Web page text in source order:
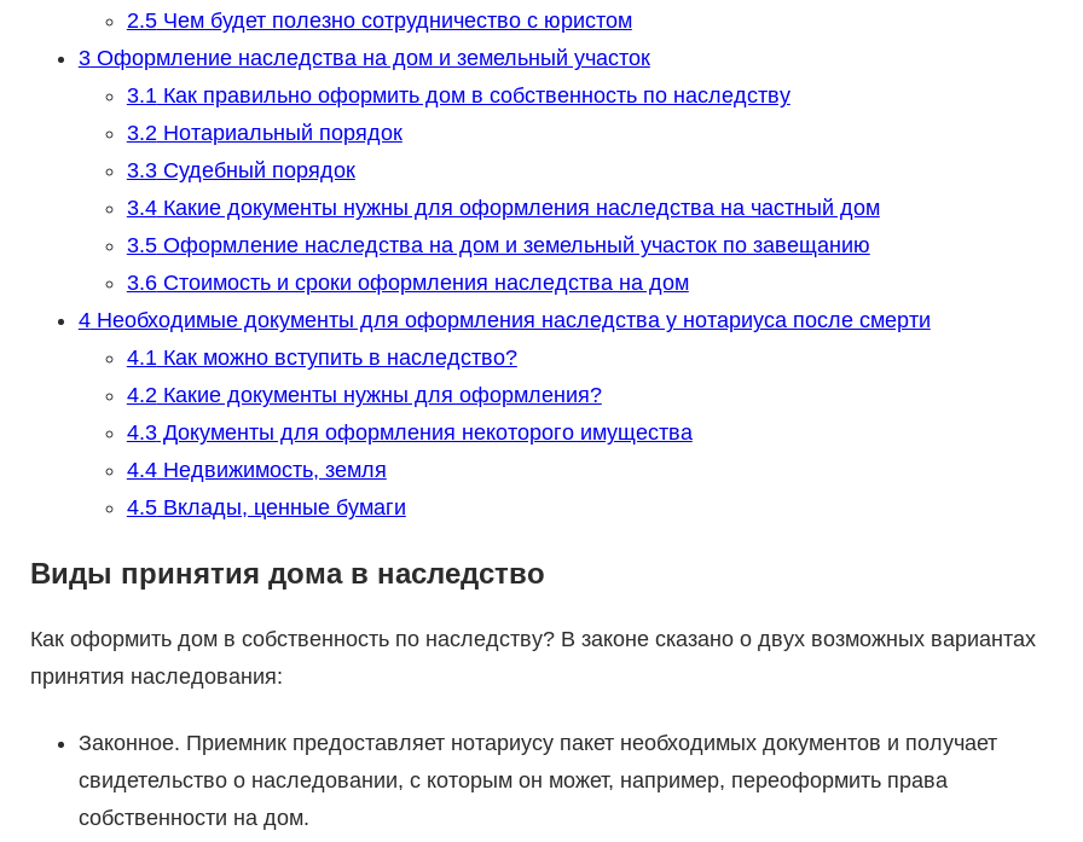
2.5Чем будет полезно сотрудничество с юристом
3Оформление наследства на дом и земельный участок
3.1Как правильно оформить дом в собственность по наследству
3.2Нотариальный порядок
3.3Судебный порядок
3.4Какие документы нужны для оформления наследства на частный дом
3.5Оформление наследства на дом и земельный участок по завещанию
3.6Стоимость и сроки оформления наследства на дом
4Необходимые документы для оформления наследства у нотариуса после смерти
4.1Как можно вступить в наследство?
4.2Какие документы нужны для оформления?
4.3Документы для оформления некоторого имущества
4.4Недвижимость, земля
4.5Вклады, ценные бумаги
Виды принятия дома в наследство
Как оформить дом в собственность по наследству? В законе сказано о двух возможных вариантах
принятия наследования:
Законное. Приемник предоставляет нотариусу пакет необходимых документов и получает
свидетельство о наследовании, с которым он может, например, переоформить права
собственности на дом.